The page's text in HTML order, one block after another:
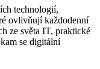
technologií,
ovlivňují každodenní
ze světa IT, praktické
se digitální